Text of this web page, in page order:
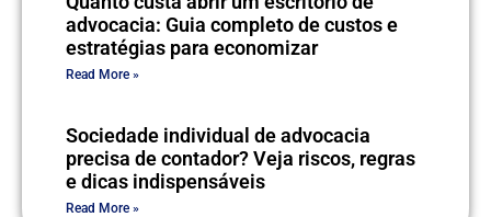
advocacia: Guia completo de custos e
estratégias para economizar
Read More »
Sociedade individual de advocacia
precisa de contador? Veja riscos, regras
e dicas indispensáveis
Read More »